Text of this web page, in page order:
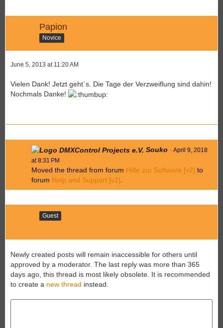
Papion
Novice
June 5, 2013 at 11:20 AM
Vielen Dank! Jetzt geht´s. Die Tage der Verzweiflung sind dahin!
Nochmals Danke!
Souko
April 9, 2018
at 8:31 PM
Moved the thread from forum Hilfe zur Software [v2] to
forum Help and Support [v2]
Guest
Newly created posts will remain inaccessible for others until
approved by a moderator. The last reply was more than 365
days ago, this thread is most likely obsolete. It is recommended
to create a new thread instead.